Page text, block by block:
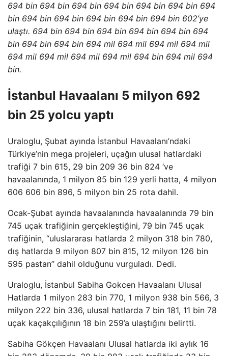
694 bin 694 bin 694 bin 694 bin 694 bin 694 bin 694
bin 694 bin 694 bin 694 bin 694 bin 694 bin 602’ye
ulaştı. 694 bin 694 bin 694 bin 694 bin 694 bin 694
bin 694 bin 694 bin 694 mil 694 mil 694 mil 694 mil
694 mil 694 mil 694 mil 694 mil 694 bin 694 mil 694
bin.
İstanbul Havaalanı 5 milyon 692
bin 25 yolcu yaptı
Uraloglu, Şubat ayında İstanbul Havaalanı’ndaki
Türkiye’nin mega projeleri, uçağın ulusal hatlardaki
trafiği 7 bin 615, 29 bin 209 36 bin 824 ‘ve
havaalanında, 1 milyon 85 bin 129 yerli hatta, 4 milyon
606 606 bin 896, 5 milyon bin 25 rota dahil.
Ocak-Şubat ayında havaalanında havaalanında 79 bin
745 uçak trafiğinin gerçekleştiğini, 79 bin 745 uçak
trafiğinin, “uluslararası hatlarda 2 milyon 318 bin 780,
dış hatlarda 9 milyon 807 bin 815, 12 milyon 126 bin
595 pastan” dahil olduğunu vurguladı. Dedi.
Uraloglu, İstanbul Sabiha Gokcen Havaalanı Ulusal
Hatlarda 1 milyon 283 bin 770, 1 milyon 938 bin 566, 3
milyon 222 bin 336, ulusal hatlarda 7 bin 181, 11 bin 78
uçak kaçakçılığının 18 bin 259’a ulaştığını belirtti.
Sabiha Gökçen Havaalanı Ulusal hatlarda iki aylık 16